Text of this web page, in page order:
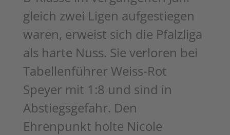
gleich zwei Ligen aufgestiegen
waren, erweist sich die Pfalzliga
als harte Nuss. Sie verloren bei
Tabellenführer Weiss-Rot
Speyer mit 1:8 und sind in
Abstiegsgefahr. Den
Ehrenpunkt holte Nicole